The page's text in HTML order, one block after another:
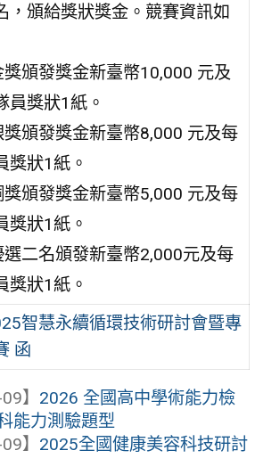
，頒給獎狀獎金。競賽資訊如
獎頒發獎金新臺幣10,000 元及
員獎狀1紙。
獎頒發獎金新臺幣8,000 元及每
獎狀1紙。
獎頒發獎金新臺幣5,000 元及每
獎狀1紙。
選二名頒發新臺幣2,000元及每
獎狀1紙。
智慧永續循環技術研討會暨專
函
】 2026 全國高中學術能力檢
能力測驗題型
】 2025全國健康美容科技研討